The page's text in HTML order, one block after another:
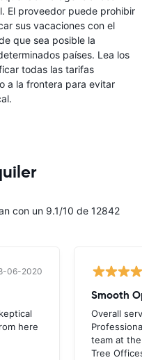
El proveedor puede prohibir
sus vacaciones con el
que sea posible la
países. Lea los
todas las tarifas
a la frontera para evitar
con un 9.1/10 de 12842
06-2020
here
Smooth
Overall
team at the
Tree